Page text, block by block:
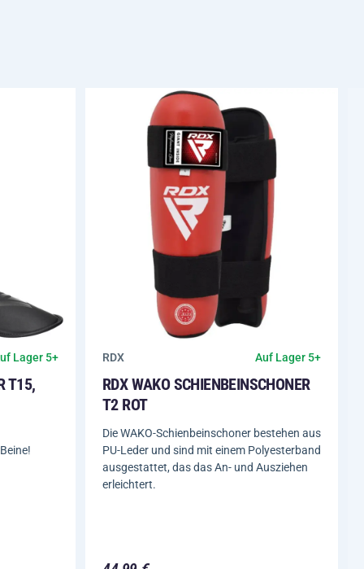
Lager 5+
T15,
RDX Auf Lager 5+
RDX WAKO SCHIENBEINSCHONER
T2 ROT
Die WAKO-Schienbeinschoner bestehen aus
PU-Leder und sind mit einem Polyesterband
ausgestattet, das das An- und Ausziehen
erleichtert.